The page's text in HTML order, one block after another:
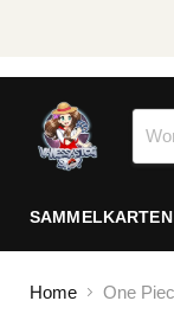
SAMMELKARTEN
Home One